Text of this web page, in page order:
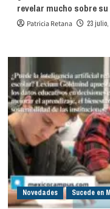
revelar mucho sobre
Patricia Retana 23 julio,
Novedades Sucede en